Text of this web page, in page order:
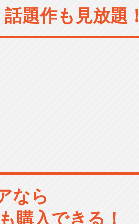
題作も見放題！
なら
購入できる！